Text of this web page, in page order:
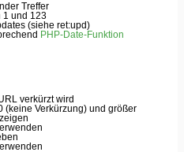
Treffer
1 und 123
(siehe ret:upd)
PHP-Date-Funktion
verkürzt wird
(keine Verkürzung) und größer